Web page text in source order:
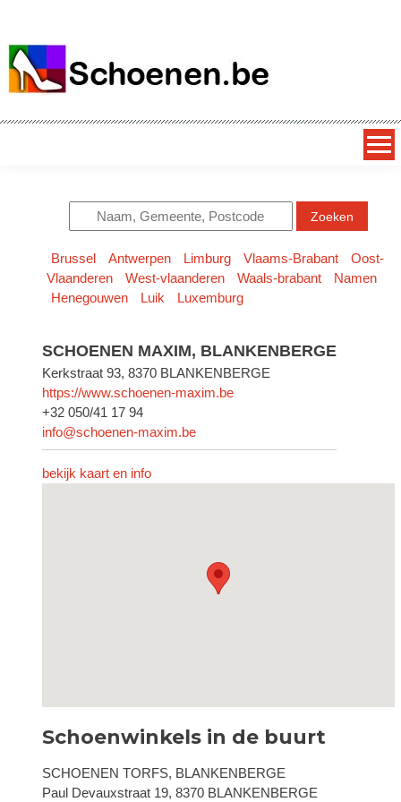
SCHOENEN.beexclusieve schoenmerken
Zoeken
Brussel Antwerpen Limburg Vlaams-Brabant
Oost-
Vlaanderen
West-vlaanderen Waals-brabant
Namen
Henegouwen
Luik Luxemburg
SCHOENEN MAXIM, BLANKENBERGE
Kerkstraat 93, 8370 BLANKENBERGE
https://www.schoenen-maxim.be
+32 050/41 17 94
info@schoenen-maxim.be
bekijk kaart en info
Schoenwinkels in de buurt
SCHOENEN TORFS, BLANKENBERGE
Paul Devauxstraat 19, 8370 BLANKENBERGE